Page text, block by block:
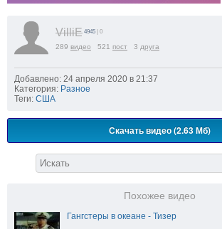
VilliE 4945 | 0
289 видео 521 пост 3 друга
Добавлено: 24 апреля 2020 в 21:37
Категория: Разное
Теги: США
Скачать видео (2.63 Мб)
Похожее видео
Гангстеры в океане - Тизер